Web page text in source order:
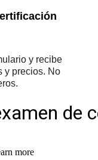
y recibe
y precios. No